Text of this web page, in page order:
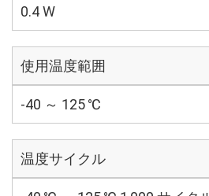
0.4 W
使用温度範囲
-40 ～ 125 ℃
温度サイクル